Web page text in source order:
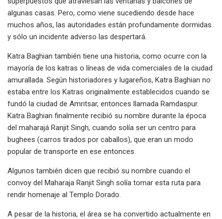
algunas casas. Pero, como viene sucediendo desde hace
muchos años, las autoridades están profundamente dormidas
y sólo un incidente adverso las despertará.
Katra Baghian también tiene una historia, como ocurre con la
mayoría de los katras o líneas de vida comerciales de la ciudad
amurallada. Según historiadores y lugareños, Katra Baghian no
estaba entre los Katras originalmente establecidos cuando se
fundó la ciudad de Amritsar, entonces llamada Ramdaspur.
Katra Baghian finalmente recibió su nombre durante la época
del maharajá Ranjit Singh, cuando solía ser un centro para
bughees (carros tirados por caballos), que eran un modo
popular de transporte en ese entonces.
Algunos también dicen que recibió su nombre cuando el
convoy del Maharaja Ranjit Singh solía tomar esta ruta para
rendir homenaje al Templo Dorado.
A pesar de la historia, el área se ha convertido actualmente en